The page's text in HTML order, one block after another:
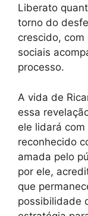
Liberato
torno do
crescido,
sociais
processo.
A vida de
essa
ele lidará
reconhecido
amada pelo
por ele,
que
possibilidade